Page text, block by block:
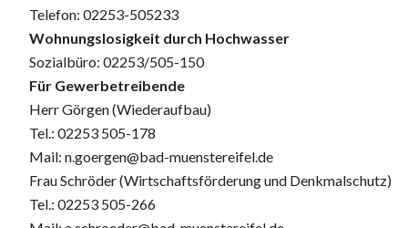
Telefon: 02253-505233
Wohnungslosigkeit durch Hochwasser
Sozialbüro: 02253/505-150
Für Gewerbetreibende
Herr Görgen (Wiederaufbau)
Tel.: 02253 505-178
Mail: n.goergen@bad-muenstereifel.de
Frau Schröder (Wirtschaftsförderung und Denkmalschutz)
Tel.: 02253 505-266